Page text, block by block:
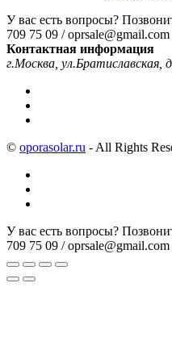
У вас есть вопросы?
709 75 09 / oprsale@gmail.com
Контактная информация
г.Москва, ул.Братиславская,
© oporasolar.ru - All Rights
У вас есть вопросы?
709 75 09 / oprsale@gmail.com